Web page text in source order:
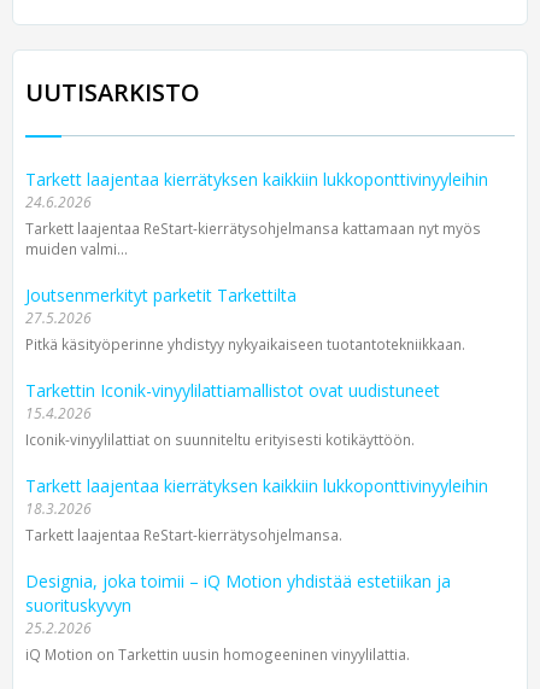
UUTISARKISTO
Tarkett laajentaa kierrätyksen kaikkiin lukkoponttivinyyleihin
24.6.2026
Tarkett laajentaa ReStart-kierrätysohjelmansa kattamaan nyt myös
muiden valmi...
Joutsenmerkityt parketit Tarkettilta
27.5.2026
Pitkä käsityöperinne yhdistyy nykyaikaiseen tuotantotekniikkaan.
Tarkettin Iconik-vinyylilattiamallistot ovat uudistuneet
15.4.2026
Iconik-vinyylilattiat on suunniteltu erityisesti kotikäyttöön.
Tarkett laajentaa kierrätyksen kaikkiin lukkoponttivinyyleihin
18.3.2026
Tarkett laajentaa ReStart-kierrätysohjelmansa.
Designia, joka toimii – iQ Motion yhdistää estetiikan ja
suorituskyvyn
25.2.2026
iQ Motion on Tarkettin uusin homogeeninen vinyylilattia.